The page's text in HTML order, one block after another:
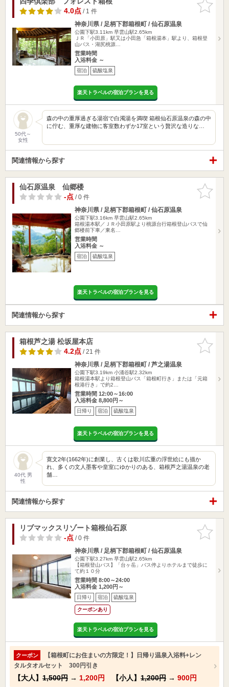
りに追加
4.0点/ 1 件
神奈川県 / 足柄下郡箱根町 / 仙石原温泉
公園下駅3.11km 早雲山駅2.65km
ＪＲ「小田原」駅又は小田急「箱根湯本」駅より、箱根登
山バス・湖尻桃源…
営業時間
入浴料金 ～
宿泊 硫酸塩泉
楽天トラベルの宿泊プランを見る
50代～
女性
森の中の重厚過ぎる湯宿で白濁湯を満喫 箱根仙石原温泉の森の中
に佇む、重厚な建物に客室数わずか17室という贅沢な造りな…
関連情報から探す
お気に入
りに追加
仙石原温泉 仙郷楼
-点/ 0 件
神奈川県 / 足柄下郡箱根町 / 仙石原温泉
公園下駅3.16km 早雲山駅2.65km
箱根湯本駅／ＪＲ小田原駅より桃源台行箱根登山バスで仙
郷楼前下車／東名…
営業時間
入浴料金 ～
宿泊 硫酸塩泉
楽天トラベルの宿泊プランを見る
関連情報から探す
お気に入
りに追加
箱根芦之湯 松坂屋本店
4.2点/ 21 件
神奈川県 / 足柄下郡箱根町 / 芦之湯温泉
公園下駅3.19km 小涌谷駅2.32km
箱根湯本駅より箱根登山バス「箱根町行き」または「元箱
根港行き」で約2…
営業時間 12:00～16:00
入浴料金 8,800円～
日帰り 宿泊 硫酸塩泉
楽天トラベルの宿泊プランを見る
40代 男
性
寛文2年(1662年)に創業し、古くは歌川広重の浮世絵にも描か
れ、多くの文人墨客や皇室にゆかりのある、箱根芦之湯温泉の老
舗…
関連情報から探す
お気に入
りに追加
リブマックスリゾート箱根仙石原
-点/ 0 件
神奈川県 / 足柄下郡箱根町 / 仙石原温泉
公園下駅3.27km 早雲山駅2.65km
【箱根登山バス】「台ヶ岳」バス停よりホテルまで徒歩に
て約１０分
営業時間 8:00～24:00
入浴料金 1,200円～
日帰り 宿泊 硫酸塩泉
クーポンあり
楽天トラベルの宿泊プランを見る
クーポン
【箱根町にお住まいの方限定！】日帰り温泉入浴料+レン
タルタオルセット 300円引き
【大人】 1,500円 → 1,200円 【小人】 1,200円 → 900円